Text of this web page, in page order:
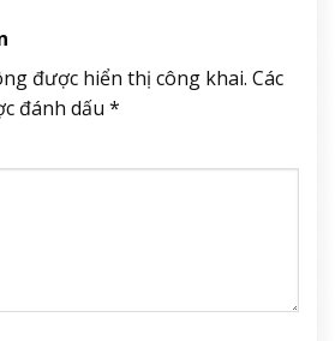
được hiển thị công khai. Các
đánh dấu *